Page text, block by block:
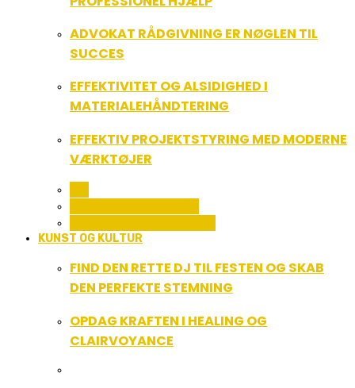
ADVOKAT RÅDGIVNING ER NØGLEN TIL
SUCCES
EFFEKTIVITET OG ALSIDIGHED I
MATERIALEHÅNDTERING
EFFEKTIV PROJEKTSTYRING MED MODERNE
VÆRKTØJER
KUNST OG KULTUR
FIND DEN RETTE DJ TIL FESTEN OG SKAB
DEN PERFEKTE STEMNING
OPDAG KRAFTEN I HEALING OG
CLAIRVOYANCE